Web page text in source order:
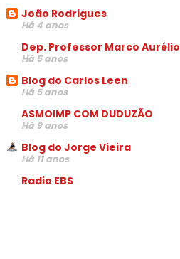
João Rodrigues
Há 4 anos
Dep. Professor Marco Aurélio
Há 5 anos
Blog do Carlos Leen
Há 5 anos
ASMOIMP COM DUDUZÃO
Há 9 anos
Blog do Jorge Vieira
Há 11 anos
Radio EBS